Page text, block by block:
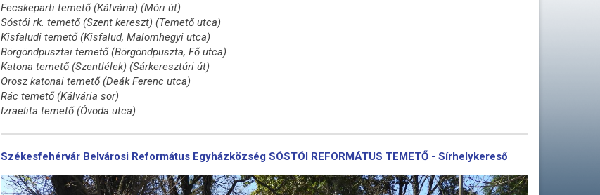
Fecskeparti temető (Kálvária) (Móri út)
Sóstói rk. temető (Szent kereszt) (Temető utca)
Kisfaludi temető (Kisfalud, Malomhegyi utca)
Börgöndpusztai temető (Börgöndpuszta, Fő utca)
Katona temető (Szentlélek) (Sárkeresztúri út)
Orosz katonai temető (Deák Ferenc utca)
Rác temető (Kálvária sor)
Izraelita temető (Óvoda utca)
Székesfehérvár Belvárosi Református Egyházközség SÓSTÓI REFORMÁTUS TEMETŐ - Sírhelykereső